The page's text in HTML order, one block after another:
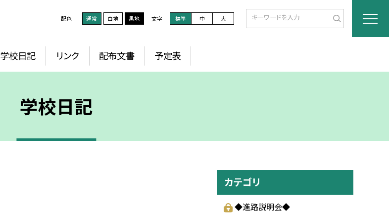
配色 通常 白地 黒地 文字 標準 中 大
学校日記 リンク 配布文書 予定表
学校日記
カテゴリ
◆進路説明会◆